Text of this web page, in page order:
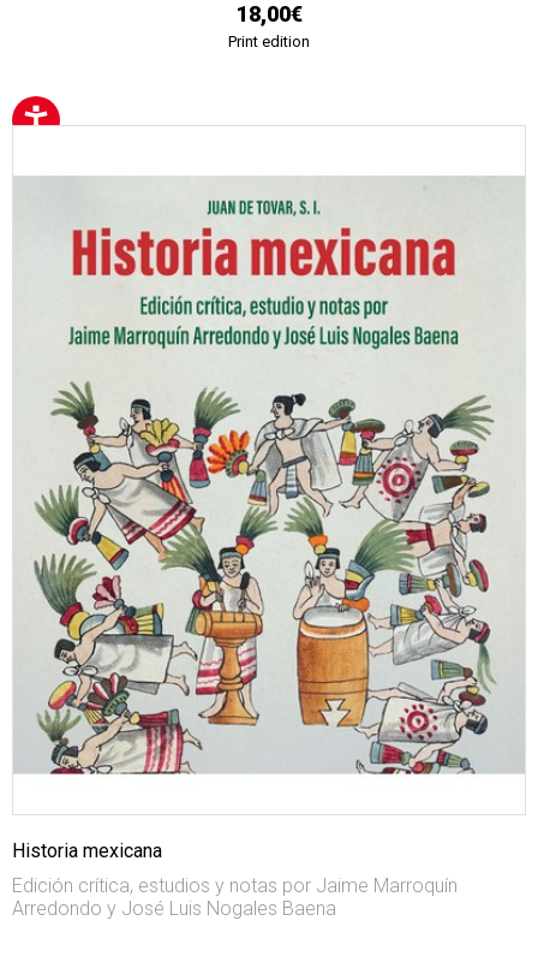
18,00€
Print edition
Historia mexicana
Edición crítica, estudios y notas por Jaime Marroquín
Arredondo y José Luis Nogales Baena